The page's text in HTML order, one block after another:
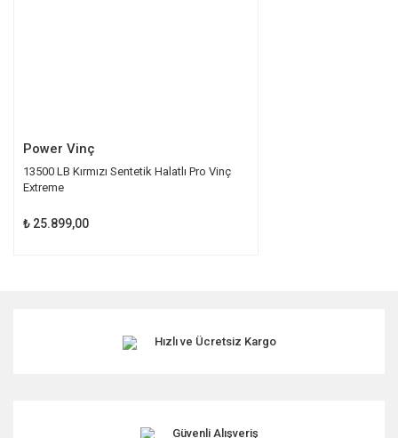
Power Vinç
13500 LB Kırmızı Sentetik Halatlı Pro Vinç
Extreme
₺ 25.899,00
Hızlı ve Ücretsiz Kargo
Güvenli Alışveriş